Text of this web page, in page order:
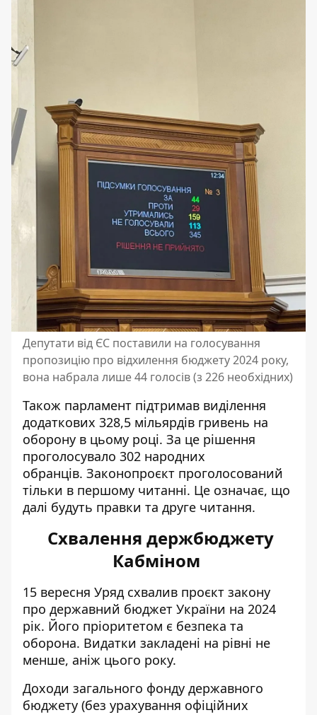
Депутати від ЄС поставили на голосування
пропозицію про відхилення бюджету 2024 року,
вона набрала лише 44 голосів (з 226 необхідних)
Також парламент підтримав виділення
додаткових 328,5 мільярдів гривень на
оборону в цьому році. За це рішення
проголосувало 302 народних
обранців. Законопроєкт проголосований
тільки в першому читанні. Це означає, що
далі будуть правки та друге читання.
Схвалення держбюджету
Кабміном
15 вересня Уряд схвалив проєкт закону
про державний бюджет України на 2024
рік. Його пріоритетом є безпека та
оборона. Видатки закладені на рівні не
менше, аніж цього року.
Доходи загального фонду державного
бюджету (без урахування офіційних